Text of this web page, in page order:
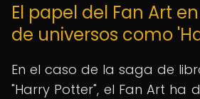
El papel del Fan Art
de universos como
En el caso de la saga de
"Harry Potter", el Fan Art ha